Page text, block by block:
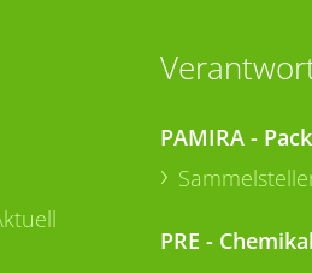
PAMIRA -
PRE -